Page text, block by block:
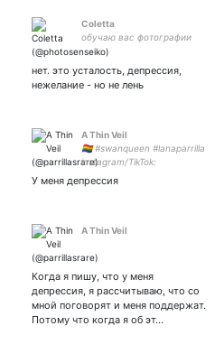
Coletta
обучаю вас фотографии
нет. это усталость, депрессия,
нежелание - но не лень
A Thin Veil
🏳️‍🌈 #swanqueen #lanaparrilla
instagram/TikTok:
У меня депрессия
A Thin Veil
Когда я пишу, что у меня
депрессия, я рассчитываю, что со
мной поговорят и меня поддержат.
Потому что когда я об эт…